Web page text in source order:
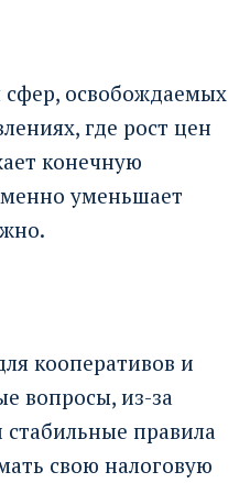
освобождаемых
где рост цен
конечную
уменьшает
кооперативов и
вопросы, из-за
правила
свою налоговую